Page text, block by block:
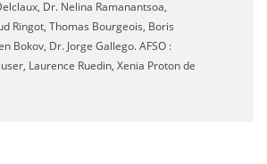
Dr. Nelina Ramanantsoa,
Ringot, Thomas Bourgeois, Boris
Bokov, Dr. Jorge Gallego. AFSO :
Laurence Ruedin, Xenia Proton de